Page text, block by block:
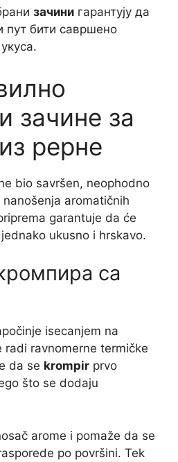
зачини гарантују да
пут бити савршено
зачине за
рерне
bio savršen, neophodno
aromatičnih
garantuje da će
ukusno i hrskavo.
са
isecanjem na
radi ravnomerne termičke
da se krompir prvo
što se dodaju
arome i pomaže da se
po površini. Tek